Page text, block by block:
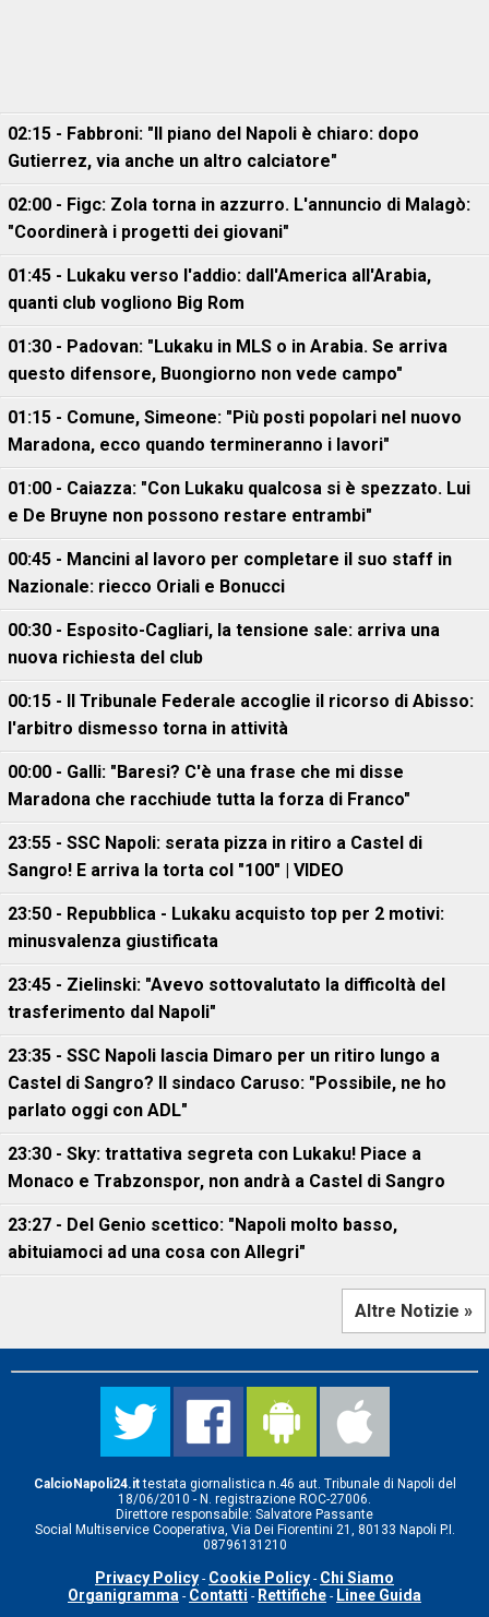
02:15 - Fabbroni: "Il piano del Napoli è chiaro: dopo
Gutierrez, via anche un altro calciatore"
02:00 - Figc: Zola torna in azzurro. L'annuncio di Malagò:
"Coordinerà i progetti dei giovani"
01:45 - Lukaku verso l'addio: dall'America all'Arabia,
quanti club vogliono Big Rom
01:30 - Padovan: "Lukaku in MLS o in Arabia. Se arriva
questo difensore, Buongiorno non vede campo"
01:15 - Comune, Simeone: "Più posti popolari nel nuovo
Maradona, ecco quando termineranno i lavori"
01:00 - Caiazza: "Con Lukaku qualcosa si è spezzato. Lui
e De Bruyne non possono restare entrambi"
00:45 - Mancini al lavoro per completare il suo staff in
Nazionale: riecco Oriali e Bonucci
00:30 - Esposito-Cagliari, la tensione sale: arriva una
nuova richiesta del club
00:15 - Il Tribunale Federale accoglie il ricorso di Abisso:
l'arbitro dismesso torna in attività
00:00 - Galli: "Baresi? C'è una frase che mi disse
Maradona che racchiude tutta la forza di Franco"
23:55 - SSC Napoli: serata pizza in ritiro a Castel di
Sangro! E arriva la torta col "100" | VIDEO
23:50 - Repubblica - Lukaku acquisto top per 2 motivi:
minusvalenza giustificata
23:45 - Zielinski: "Avevo sottovalutato la difficoltà del
trasferimento dal Napoli"
23:35 - SSC Napoli lascia Dimaro per un ritiro lungo a
Castel di Sangro? Il sindaco Caruso: "Possibile, ne ho
parlato oggi con ADL"
23:30 - Sky: trattativa segreta con Lukaku! Piace a
Monaco e Trabzonspor, non andrà a Castel di Sangro
23:27 - Del Genio scettico: "Napoli molto basso,
abituiamoci ad una cosa con Allegri"
Altre Notizie »
CalcioNapoli24.ittestata giornalistica n.46 aut. Tribunale di Napoli del
18/06/2010 - N. registrazione ROC-27006.
Direttore responsabile: Salvatore Passante
Social Multiservice Cooperativa, Via Dei Fiorentini 21, 80133 Napoli P.I.
08796131210
Privacy Policy - Cookie Policy - Chi Siamo
Organigramma - Contatti - Rettifiche - Linee Guida